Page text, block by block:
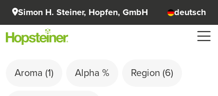
Simon H. Steiner, Hopfen, GmbH deutsch
Aroma (1) Alpha % Region (6)